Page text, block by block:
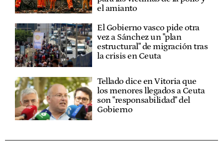
el amianto
El Gobierno vasco pide otra
vez a Sánchez un "plan
estructural" de migración tras
la crisis en Ceuta
Tellado dice en Vitoria que
los menores llegados a Ceuta
son "responsabilidad" del
Gobierno